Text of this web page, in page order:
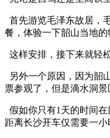
首先游览毛泽东故居，
餐，体验一下韶山当地的
这样安排，接下来就轻
另外一个原因，因为韶
票参观了，但是滴水洞景
假如你只有1天的时间
距离长沙开车仅需要一小